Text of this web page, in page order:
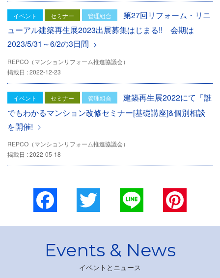
イベント セミナー 管理組合
第27回リフォーム・リニ
ューアル建築再生展2023出展募集はじまる!! 会期は
2023/5/31～6/2の3日間
REPCO（マンションリフォーム推進協議会）
掲載日 : 2022-12-23
イベント セミナー 管理組合
建築再生展2022にて「誰
でもわかるマンション改修セミナー[基礎講座]&個別相談
を開催!
REPCO（マンションリフォーム推進協議会）
掲載日 : 2022-05-18
Facebook
イベントとニュース